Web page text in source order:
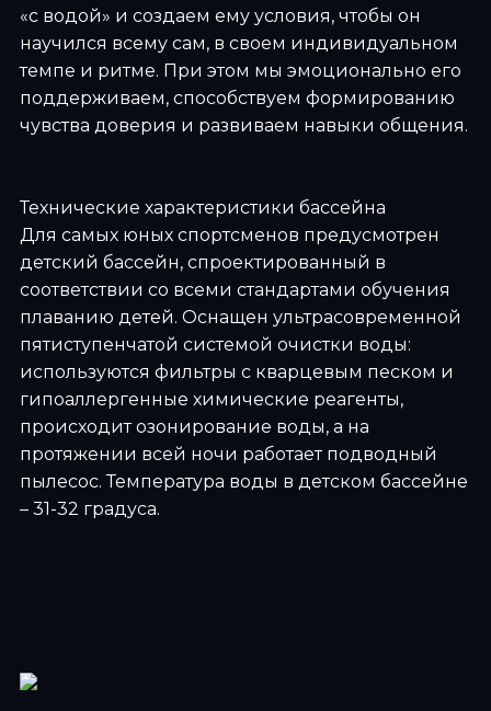
«с водой» и создаем ему условия, чтобы он
научился всему сам, в своем индивидуальном
темпе и ритме. При этом мы эмоционально его
поддерживаем, способствуем формированию
чувства доверия и развиваем навыки общения.
Технические характеристики бассейна
Для самых юных спортсменов предусмотрен
детский бассейн, спроектированный в
соответствии со всеми стандартами обучения
плаванию детей. Оснащен ультрасовременной
пятиступенчатой системой очистки воды:
используются фильтры с кварцевым песком и
гипоаллергенные химические реагенты,
происходит озонирование воды, а на
протяжении всей ночи работает подводный
пылесос. Температура воды в детском бассейне
– 31-32 градуса.